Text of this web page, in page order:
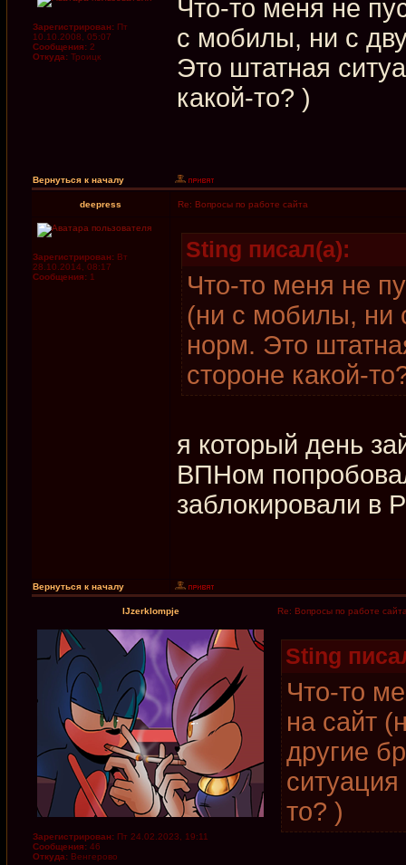
Зарегистрирован: Пт
10.10.2008, 05:07
Сообщения: 2
Откуда: Троицк
Что-то меня не
с мобилы, ни с
Это штатная
какой-то? )
Вернуться к началу
deepress Re: Вопросы по работе сайта
Зарегистрирован: Вт
28.10.2014, 08:17
Сообщения: 1
Sting писал(а):
Что-то меня не
(ни с мобилы, ни
норм. Это
стороне какой-
я который день
ВПНом
заблокировали в
Вернуться к началу
IJzerklompje Re: Вопросы по работе
Зарегистрирован: Пт 24.02.2023, 19:11
Сообщения: 46
Откуда: Венгерово
Sting
Что-то
на сайт
другие
то? )